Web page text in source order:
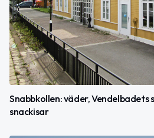
Snabbkollen: väder,
snackisar